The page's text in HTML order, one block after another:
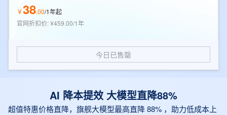
￥38.00/1年起
官网折扣价:¥459.00/1年
今日已售罄
AI 降本提效 大模型直降88%
超值特惠价格直降，旗舰大模型最高直降 88% ，助力低成本上